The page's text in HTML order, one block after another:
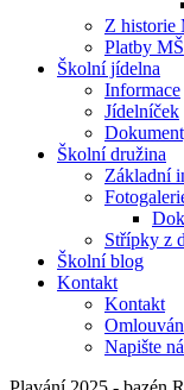
Z historie
Platby MŠ
Školní jídelna
Informace
Jídelníček
Školní družina
Základní
Střípky z
Školní blog
Kontakt
Kontakt
Napište